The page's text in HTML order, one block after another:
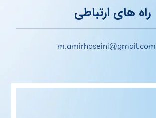
راه های ارتباطی
m.amirhoseini@gmail.com